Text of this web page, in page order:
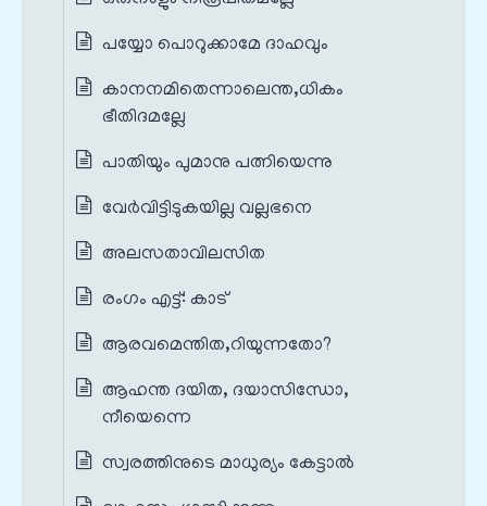
പയ്യോ പൊറുക്കാമേ ദാഹവും
കാനനമിതെന്നാലെന്ത,ധികം
ഭീതിദമല്ലേ
പാതിയും പുമാനു പത്നിയെന്നു
വേർവിട്ടിടുകയില്ല വല്ലഭനെ
അലസതാവിലസിത
രംഗം എട്ട്‌: കാട്‌
ആരവമെന്തിത,റിയുന്നതോ?
ആഹന്ത ദയിത, ദയാസിന്ധോ,
നീയെന്നെ
സ്വരത്തിനുടെ മാധുര്യം കേട്ടാല്‍